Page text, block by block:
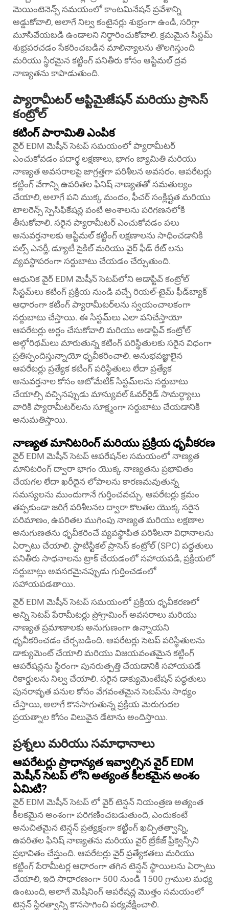
మెయింటెనెన్స్ సమయంలో కాంటమినేషన్ ప్రవేశాన్ని
అడ్డుకోవాలి, అలాగే నిల్వ కంటైనర్లు శుభ్రంగా ఉండి, సరిగ్గా
మూసివేయబడి ఉండాలని నిర్ధారించుకోవాలి. క్రమమైన సిస్టమ్
శుభ్రపరచడం సేకరించబడిన మాలిన్యాలను తొలగిస్తుంది
మరియు స్థిరమైన కట్టింగ్ పనితీరు కోసం ఆప్టిమల్ ద్రవ
నాణ్యతను కాపాడుతుంది.
ప్యారామీటర్ ఆప్టిమైజేషన్ మరియు ప్రాసెస్
కంట్రోల్
కటింగ్ పారామితి ఎంపిక
వైర్ EDM మెషీన్ సెటప్ సమయంలో ప్యారామీటర్
ఎంచుకోవడం పదార్థ లక్షణాలు, భాగం జ్యామితి మరియు
నాణ్యత అవసరాలపై జాగ్రత్తగా పరిశీలన అవసరం. ఆపరేటర్లు
కట్టింగ్ వేగాన్ని ఉపరితల ఫినిష్ నాణ్యతతో సమతుల్యం
చేయాలి, అలాగే పని ముక్క మందం, ఫీచర్ సంక్లిష్టత మరియు
టాలరెన్స్ స్పెసిఫికేషన్ల వంటి అంశాలను పరిగణనలోకి
తీసుకోవాలి. సరైన ప్యారామీటర్ ఎంచుకోవడం పలు
అనువర్తనాలకు ఆప్టిమల్ కట్టింగ్ లక్షణాలను సాధించడానికి
పల్స్ ఎనర్జీ, డ్యూటీ సైకిల్ మరియు వైర్ ఫీడ్ రేట్ లను
వ్యవస్థాపరంగా సర్దుబాటు చేయడం చేర్చుతుంది.
ఆధునిక వైర్ EDM మెషీన్ సెటప్‌లోని అడాప్టివ్ కంట్రోల్
సిస్టమ్‌లు కటింగ్ ప్రక్రియ నుండి వచ్చే రియల్-టైమ్ ఫీడ్‌బ్యాక్
ఆధారంగా కటింగ్ ప్యారామీటర్‌లను స్వయంచాలకంగా
సర్దుబాటు చేస్తాయి. ఈ సిస్టమ్‌లు ఎలా పనిచేస్తాయో
ఆపరేటర్లు అర్థం చేసుకోవాలి మరియు అడాప్టివ్ కంట్రోల్
అల్గోరిథమ్‌లు మారుతున్న కటింగ్ పరిస్థితులకు సరైన విధంగా
ప్రతిస్పందిస్తున్నాయో ధృవీకరించాలి. అనుభవజ్ఞులైన
ఆపరేటర్లు ప్రత్యేక కటింగ్ పరిస్థితులు లేదా ప్రత్యేక
అనువర్తనాల కోసం ఆటోమేటిక్ సిస్టమ్‌లను సర్దుబాటు
చేయాల్సి వచ్చినప్పుడు మాన్యువల్ ఓవర్‌రైడ్ సామర్థ్యాలు
వారికి ప్యారామీటర్‌లను సూక్ష్మంగా సర్దుబాటు చేయడానికి
అనుమతిస్తాయి.
నాణ్యత మానిటరింగ్ మరియు ప్రక్రియ ధృవీకరణ
వైర్ EDM మెషీన్ సెటప్ ఆపరేషన్‌ల సమయంలో నాణ్యత
మానిటరింగ్ ద్వారా భాగం యొక్క నాణ్యతను ప్రభావితం
చేయగల లేదా ఖరీదైన లోపాలను కారణమవుతున్న
సమస్యలను ముందుగానే గుర్తించవచ్చు. ఆపరేటర్లు క్రమం
తప్పకుండా జరిగే పరిశీలనల ద్వారా కొలతల యొక్క సరైన
పరిమాణం, ఉపరితల ముగింపు నాణ్యత మరియు లక్షణాల
అనుగుణతను ధృవీకరించే వ్యవస్థాపిత పరిశీలనా విధానాలను
ఏర్పాటు చేయాలి. స్టాటిస్టికల్ ప్రాసెస్ కంట్రోల్ (SPC) పద్ధతులు
పనితీరు సాధనాలను ట్రాక్ చేయడంలో సహాయపడి, ప్రక్రియలో
సర్దుబాట్లు అవసరమైనప్పుడు గుర్తించడంలో
సహాయపడతాయి.
వైర్ EDM మెషీన్ సెటప్ సమయంలో ప్రక్రియ ధృవీకరణలో
అన్ని సెటప్ పేరామీటర్లు ప్రోగ్రామింగ్ అవసరాలు మరియు
నాణ్యత ప్రమాణాలకు అనుగుణంగా ఉన్నాయని
ధృవీకరించడం చేర్చబడింది. ఆపరేటర్లు సెటప్ పరిస్థితులను
డాక్యుమెంట్ చేయాలి మరియు విజయవంతమైన కట్టింగ్
ఆపరేషన్లను స్థిరంగా పునరుత్పత్తి చేయడానికి సహాయపడే
రికార్డులను నిల్వ చేయాలి. సరైన డాక్యుమెంటేషన్ పద్ధతులు
పునరావృత పనుల కోసం వేగవంతమైన సెటప్‌ను సాధ్యం
చేస్తాయి, అలాగే కొనసాగుతున్న ప్రక్రియ మెరుగుదల
ప్రయత్నాల కోసం విలువైన డేటాను అందిస్తాయి.
ప్రశ్నలు మరియు సమాధానాలు
ఆపరేటర్లు ప్రాధాన్యత ఇవ్వాల్సిన వైర్ EDM
మెషీన్ సెటప్ లోని అత్యంత కీలకమైన అంశం
ఏమిటి?
వైర్ EDM మెషీన్ సెటప్ లో వైర్ టెన్షన్ నియంత్రణ అత్యంత
కీలకమైన అంశంగా పరిగణించబడుతుంది, ఎందుకంటే
అనుచితమైన టెన్షన్ ప్రత్యక్షంగా కట్టింగ్ ఖచ్చితత్వాన్ని,
ఉపరితల ఫినిష్ నాణ్యతను మరియు వైర్ బ్రేకేజ్ ఫ్రీక్వెన్సీని
ప్రభావితం చేస్తుంది. ఆపరేటర్లు వైర్ ప్రత్యేకతలు మరియు
కట్టింగ్ పేరామీటర్ల ఆధారంగా తగిన టెన్షన్ స్థాయిలను ఏర్పాటు
చేయాలి, ఇది సాధారణంగా 500 నుండి 1500 గ్రాముల మధ్య
ఉంటుంది, అలాగే మెషినింగ్ ఆపరేషన్ల మొత్తం సమయంలో
టెన్షన్ స్థిరత్వాన్ని కొనసాగించి పర్యవేక్షించాలి.